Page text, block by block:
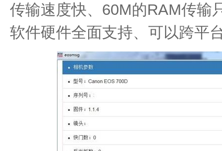
传输速度快、60M的RAM传输
软件硬件全面支持、可以跨平